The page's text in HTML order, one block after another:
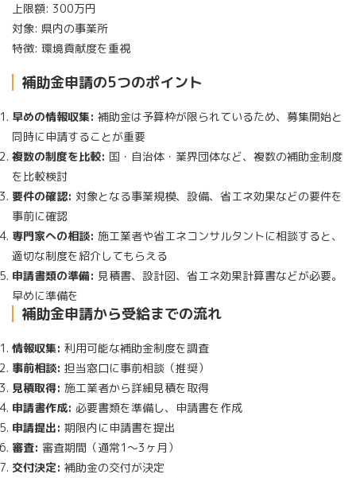
上限額: 300万円
対象: 県内の事業所
特徴: 環境貢献度を重視
補助金申請の5つのポイント
早めの情報収集: 補助金は予算枠が限られているため、募集開始と
同時に申請することが重要
複数の制度を比較: 国・自治体・業界団体など、複数の補助金制度
を比較検討
要件の確認: 対象となる事業規模、設備、省エネ効果などの要件を
事前に確認
専門家への相談: 施工業者や省エネコンサルタントに相談すると、
適切な制度を紹介してもらえる
申請書類の準備: 見積書、設計図、省エネ効果計算書などが必要。
早めに準備を
補助金申請から受給までの流れ
情報収集: 利用可能な補助金制度を調査
事前相談: 担当窓口に事前相談（推奨）
見積取得: 施工業者から詳細見積を取得
申請書作成: 必要書類を準備し、申請書を作成
申請提出: 期限内に申請書を提出
審査: 審査期間（通常1〜3ヶ月）
交付決定: 補助金の交付が決定